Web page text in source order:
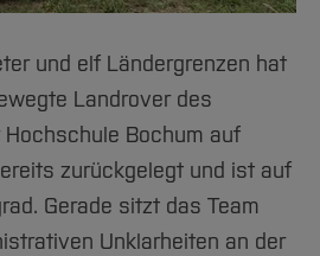
und elf Ländergrenzen hat
Landrover des
Hochschule Bochum auf
zurückgelegt und ist auf
Gerade sitzt das Team
Unklarheiten an der